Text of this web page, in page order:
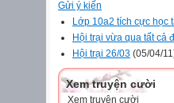
Gửi ý kiến
Lớp 10a2 tích cực học
Hội trại vừa qua tất cả
Hội trại 26/03 (05/04/
Xem truyện cười
Xem truyện cười